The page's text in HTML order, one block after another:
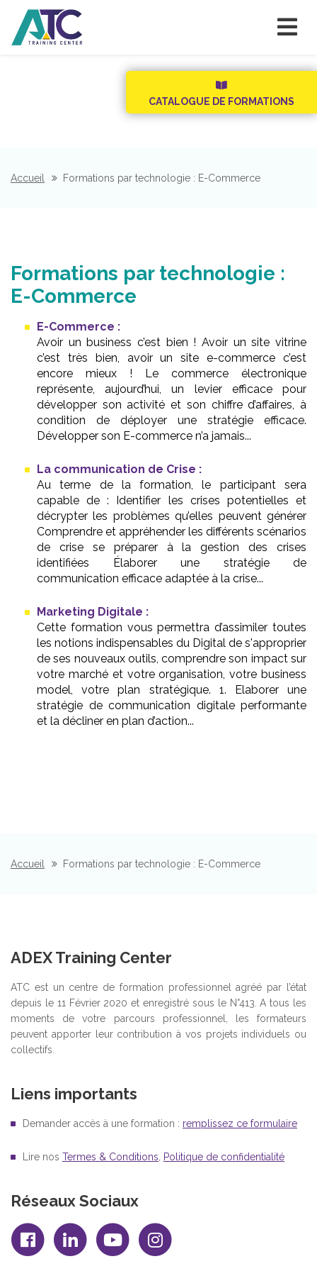
CATALOGUE DE FORMATIONS
Accueil Formations par technologie : E-Commerce
Formations par technologie :
E-Commerce
E-Commerce :
Avoir un business c’est bien ! Avoir un site vitrine
c’est très bien, avoir un site e-commerce c’est
encore mieux ! Le commerce électronique
représente, aujourd’hui, un levier efficace pour
développer son activité et son chiffre d’affaires, à
condition de déployer une stratégie efficace.
Développer son E-commerce n’a jamais...
La communication de Crise :
Au terme de la formation, le participant sera
capable de : Identifier les crises potentielles et
décrypter les problèmes qu’elles peuvent générer
Comprendre et appréhender les différents scénarios
de crise se préparer à la gestion des crises
identifiées Élaborer une stratégie de
communication efficace adaptée à la crise...
Marketing Digitale :
Cette formation vous permettra d’assimiler toutes
les notions indispensables du Digital de s'approprier
de ses nouveaux outils, comprendre son impact sur
votre marché et votre organisation, votre business
model, votre plan stratégique. 1. Elaborer une
stratégie de communication digitale performante
et la décliner en plan d’action...
Accueil Formations par technologie : E-Commerce
ADEX Training Center
ATC est un centre de formation professionnel agréé par l’état
depuis le 11 Février 2020 et enregistré sous le N°413. A tous les
moments de votre parcours professionnel, les formateurs
peuvent apporter leur contribution à vos projets individuels ou
collectifs.
Liens importants
Demander accès à une formation : remplissez ce formulaire
Lire nos Termes & Conditions Politique de confidentialité
Réseaux Sociaux